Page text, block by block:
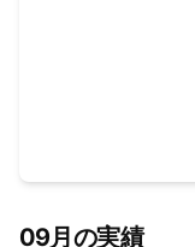
09月の実績